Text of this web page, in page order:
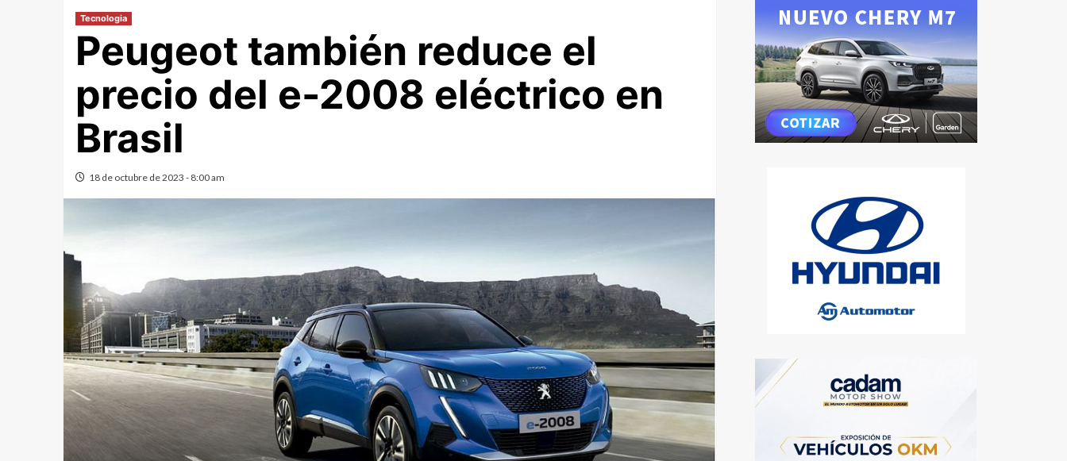
Tecnologia
Peugeot también reduce el
precio del e-2008 eléctrico en
Brasil
18 de octubre de 2023 - 8:00 am